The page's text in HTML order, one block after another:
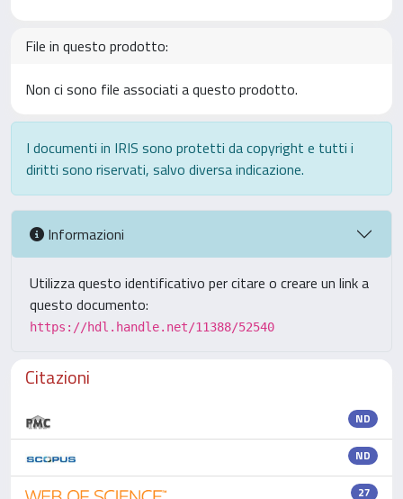
File in questo prodotto:
Non ci sono file associati a questo prodotto.
I documenti in IRIS sono protetti da copyright e tutti i
diritti sono riservati, salvo diversa indicazione.
Informazioni
Utilizza questo identificativo per citare o creare un link a
questo documento:
https://hdl.handle.net/11388/52540
Citazioni
ND
ND
27